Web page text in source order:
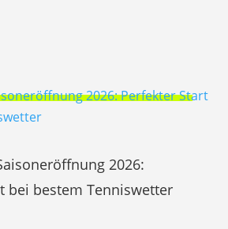
2026:
bei bestem Tenniswetter